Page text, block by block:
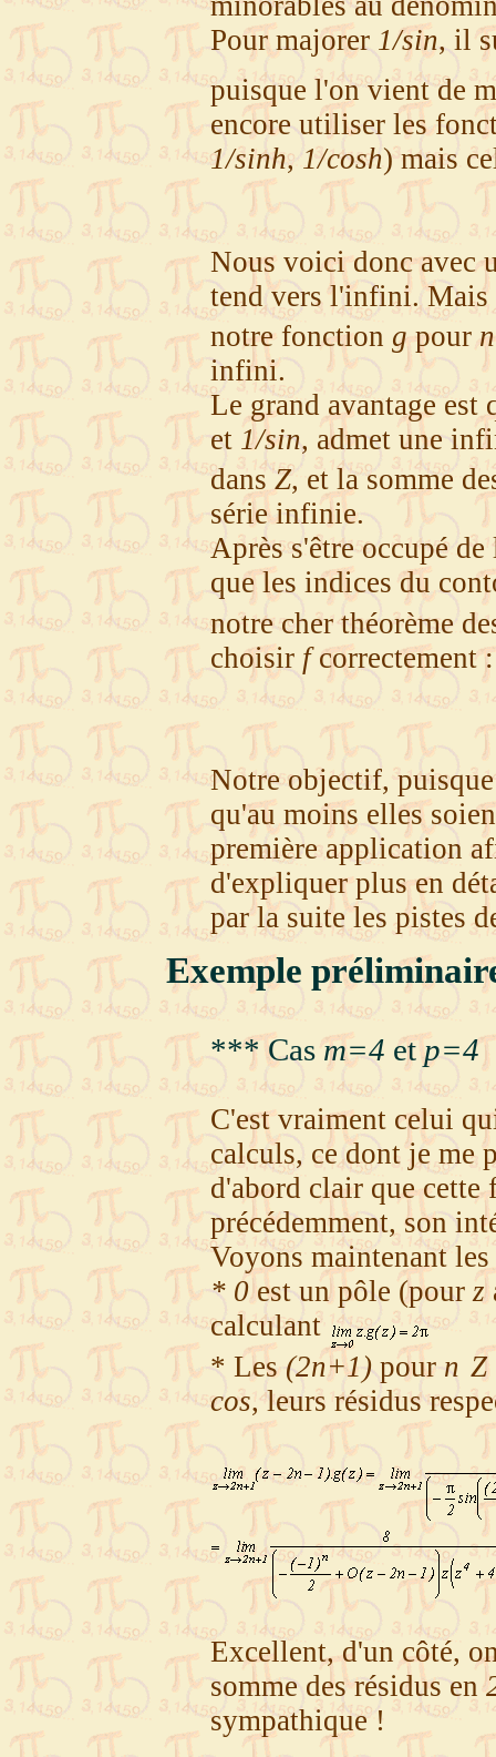
Pour majorer 1/sin, il
puisque l'on vient de
encore utiliser les
1/sinh,1/cosh) mais
Nous voici donc avec
tend vers l'infini. Mais
notre fonction gpour n
infini.
Le grand avantage est
et 1/sin, admet une
dansZ, et la somme
série infinie.
Après s'être occupé
que les indices du
notre cher théorème
choisir fcorrectement :
Notre objectif,
qu'au moins elles
première application
d'expliquer plus en
par la suite les pistes
Exemple
*** Cas m=4 etp=4
C'est vraiment celui
calculs, ce dont je me
d'abord clair que cette
précédemment, son
Voyons maintenant
* 0est un pôle (pour z
calculant
* Les (2n+1) pour n Z
cos, leurs résidus
Excellent, d'un côté,
somme des résidus en
sympathique !